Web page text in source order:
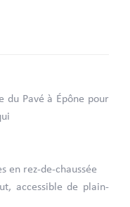
du Pavé à Épône pour
en rez-de-chaussée
accessible de plain-